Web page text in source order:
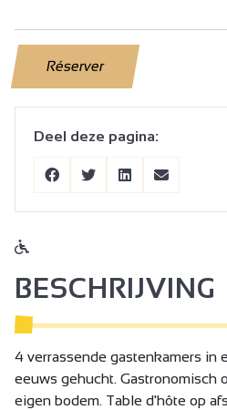
Réserver
Deel deze pagina:
BESCHRIJVING
4 verrassende gastenkamers in
eeuws gehucht. Gastronomisch
eigen bodem. Table d'hôte op